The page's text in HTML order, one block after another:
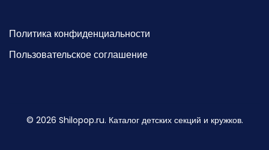
Политика конфиденциальности
Пользовательское соглашение
© 2026 Shilopop.ru. Каталог детских секций и кружков.